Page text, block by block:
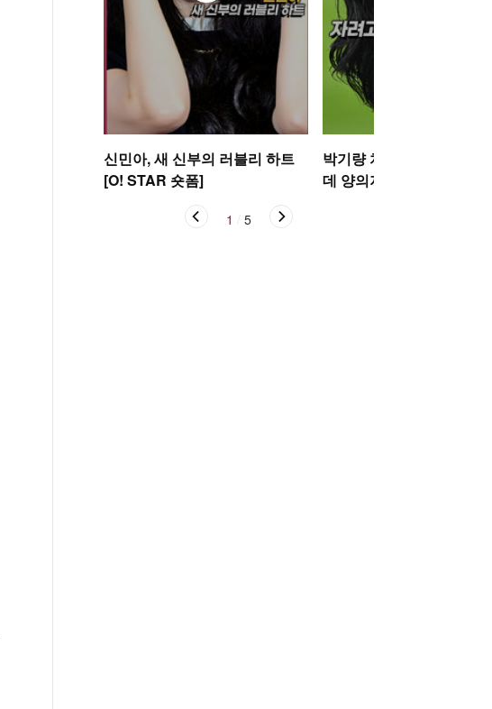
신민아, 새 신부의 러블리 하트
[O! STAR 숏폼]
박기량 치어리더, 자려고
데 양의지 [O! SPORTS
1 5